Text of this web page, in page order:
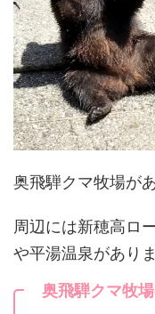
奥飛騨クマ牧場が
周辺には新穂高ロ
や平湯温泉がありま
奥飛騨クマ牧